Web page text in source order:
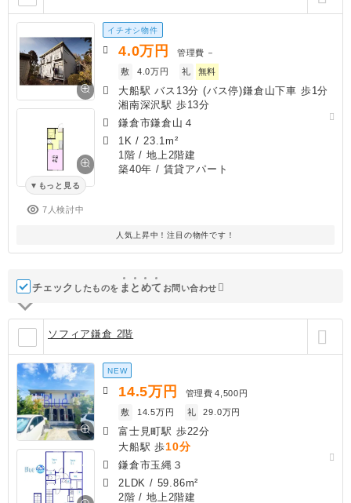
もっと見る
7人検討中
イチオシ物件
4.0万円 管理費 －
敷
4.0万円 礼 無料
大船駅 バス13分 (バス停)鎌倉山下車 歩1分
湘南深沢駅 歩13分
鎌倉市鎌倉山４
1K / 23.1m²
1階 / 地上2階建
築40年 / 賃貸アパート
人気上昇中！注目の物件です！
チェック したものを ま と めて お問い合わせ
ソフィア鎌倉 2階
NEW
14.5万円 管理費 4,500円
敷
14.5万円 礼 29.0万円
富士見町駅 歩22分
大船駅 歩10分
鎌倉市玉縄３
2LDK / 59.86m²
2階 / 地上2階建